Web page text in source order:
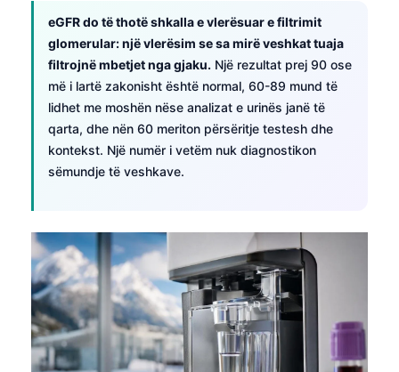
eGFR do të thotë shkalla e vlerësuar e filtrimit
glomerular: një vlerësim se sa mirë veshkat tuaja
filtrojnë mbetjet nga gjaku. Një rezultat prej 90 ose
më i lartë zakonisht është normal, 60-89 mund të
lidhet me moshën nëse analizat e urinës janë të
qarta, dhe nën 60 meriton përsëritje testesh dhe
kontekst. Një numër i vetëm nuk diagnostikon
sëmundje të veshkave.